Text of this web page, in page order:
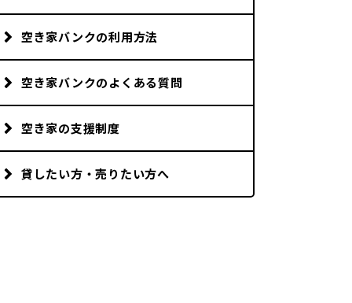
移住者インタビュー
動画
地域おこし協力隊
空き家バンクの利用方法
空き家バンクのよくある質問
空き家の支援制度
貸したい方・売りたい方へ